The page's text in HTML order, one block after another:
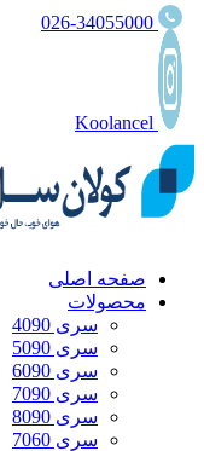
صفحه اصلی
محصولات
سری 4090
سری 5090
سری 6090
سری 7090
سری 8090
سری 7060